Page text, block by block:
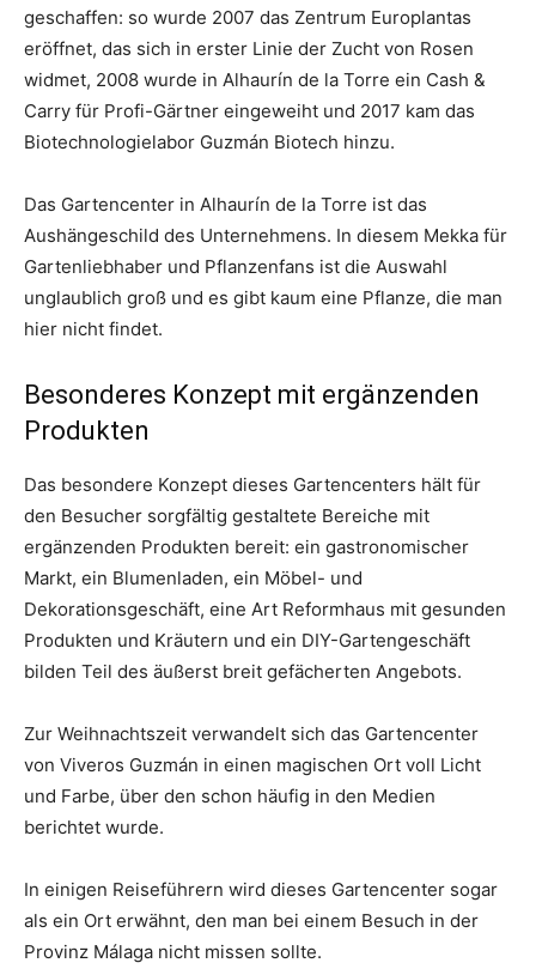
geschaffen: so wurde 2007 das Zentrum Europlantas
eröffnet, das sich in erster Linie der Zucht von Rosen
widmet, 2008 wurde in Alhaurín de la Torre ein Cash &
Carry für Profi-Gärtner eingeweiht und 2017 kam das
Biotechnologielabor Guzmán Biotech hinzu.
Das Gartencenter in Alhaurín de la Torre ist das
Aushängeschild des Unternehmens. In diesem Mekka für
Gartenliebhaber und Pflanzenfans ist die Auswahl
unglaublich groß und es gibt kaum eine Pflanze, die man
hier nicht findet.
Besonderes Konzept mit ergänzenden
Produkten
Das besondere Konzept dieses Gartencenters hält für
den Besucher sorgfältig gestaltete Bereiche mit
ergänzenden Produkten bereit: ein gastronomischer
Markt, ein Blumenladen, ein Möbel- und
Dekorationsgeschäft, eine Art Reformhaus mit gesunden
Produkten und Kräutern und ein DIY-Gartengeschäft
bilden Teil des äußerst breit gefächerten Angebots.
Zur Weihnachtszeit verwandelt sich das Gartencenter
von Viveros Guzmán in einen magischen Ort voll Licht
und Farbe, über den schon häufig in den Medien
berichtet wurde.
In einigen Reiseführern wird dieses Gartencenter sogar
als ein Ort erwähnt, den man bei einem Besuch in der
Provinz Málaga nicht missen sollte.